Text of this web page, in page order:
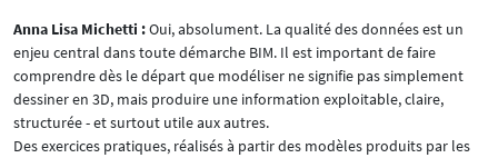
Anna Lisa Michetti :Oui, absolument. La qualité des données est un
enjeu central dans toute démarche BIM. Il est important de faire
comprendre dès le départ que modéliser ne signifie pas simplement
dessiner en 3D, mais produire une information exploitable, claire,
structurée - et surtout utile aux autres.
Des exercices pratiques, réalisés à partir des modèles produits par les